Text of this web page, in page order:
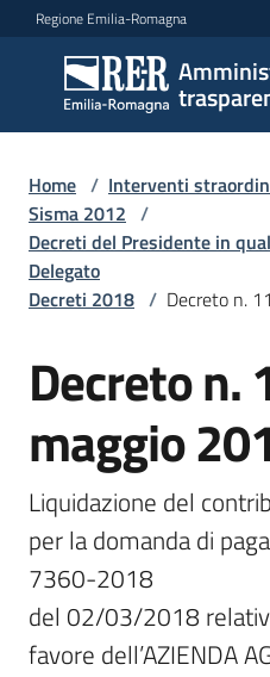
Vai al contenuto
Vai alla navigazione
Vai al footer
Regione Emilia-Romagna
trasparente
Sottosezioni
Accesso
Home / Interventi
Sisma 2012 /
Decreti del Presidente in
Delegato
Decreti 2018 / Decreto n.
Decreto n.
maggio
Liquidazione del
per la domanda di
7360-2018
del 02/03/2018
favore dell’AZIENDA